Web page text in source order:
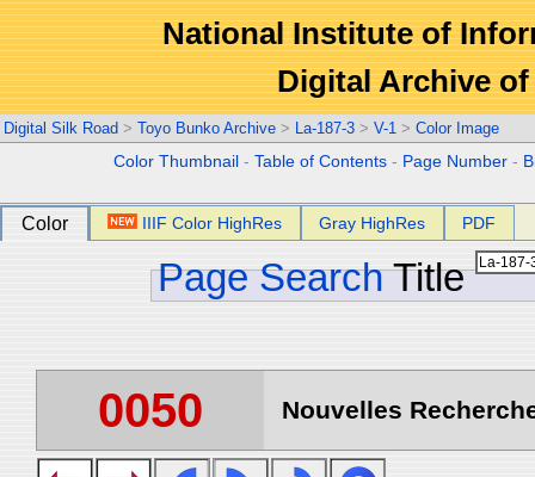
National Institute of
Digital Archive
Digital Silk Road > Toyo Bunko Archive > La-187-3 > V-1 > Color Image
Color Thumbnail -Table of Contents - Page Number -
Color IIIF Color HighRes Gray HighRes PDF
Page Search Title
0050 Nouvelles